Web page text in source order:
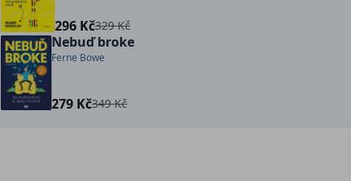
296 Kč329 Kč
Nebuď broke
Ferne Bowe
279 Kč349 Kč